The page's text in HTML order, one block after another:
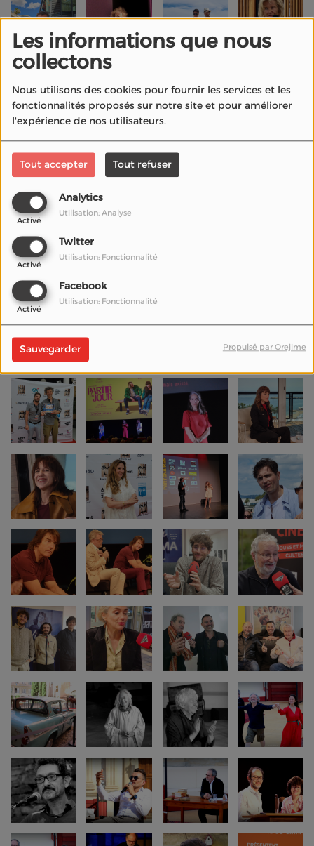
Les informations que nous
collectons
Nous utilisons des cookies pour fournir les services et les
fonctionnalités proposés sur notre site et pour améliorer
l'expérience de nos utilisateurs.
Tout accepter Tout refuser
Analytics
Activé
Utilisation: Analyse
Twitter
Activé
Utilisation: Fonctionnalité
Facebook
Activé
Utilisation: Fonctionnalité
Sauvegarder Propulsé par Orejime